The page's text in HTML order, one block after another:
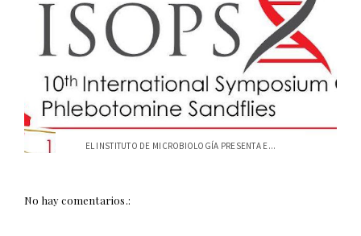
EL INSTITUTO DE MICROBIOLOGÍA PRESENTA E...
No hay comentarios.: